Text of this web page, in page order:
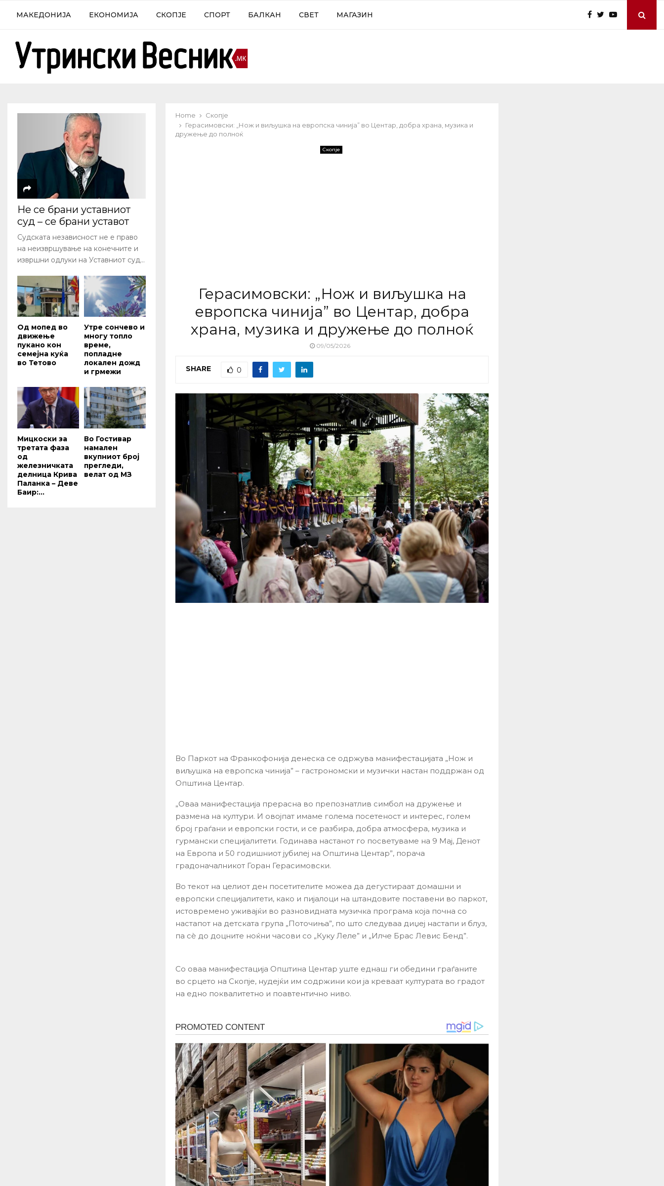
МАКЕДОНИЈА ЕКОНОМИЈА СКОПЈЕ СПОРТ БАЛКАН СВЕТ МАГАЗИН
Home
Скопје
Герасимовски: „Нож и виљушка на европска чинија” во Центар, добра храна, музика и
дружење до полноќ
Скопје
Герасимовски: „Нож и виљушка на
европска чинија” во Центар, добра
храна, музика и дружење до полноќ
09/05/2026
SHARE 0
Во Паркот на Франкофонијa денеска се одржува манифестацијата „Нож и
виљушка на европска чинија” – гастрономски и музички настан поддржан од
Општина Центар.
„Оваа манифестација прерасна во препознатлив симбол на дружење и
размена на култури. И овојпат имаме голема посетеност и интерес, голем
број граѓани и европски гости, и се разбира, добра атмосфера, музика и
гурмански специјалитети. Годинава настанот го посветуваме на 9 Мај, Денот
на Европа и 50 годишниот јубилеј на Општина Центар”, порача
градоначалникот Горан Герасимовски.
Во текот на целиот ден посетителите можea да дегустираат домашни и
европски специјалитети, како и пијалоци на штандовите поставени во паркот,
истовремено уживајќи во разновидната музичка програма која почна со
настапот на детската група „Поточиња”, по што следуваа диџеј настапи и блуз,
па сè до доцните ноќни часови со „Куку Леле” и „Илче Брас Левис Бенд”.
Со оваа манифестација Општина Центар уште еднаш ги обедини граѓаните
во срцето на Скопје, нудејќи им содржини кои ја креваат културата во градот
на едно поквалитетно и поавтентично ниво.
Не се брани уставниот
суд – се брани уставот
Судската независност не е право
на неизвршување на конечните и
извршни одлуки на Уставниот суд...
Од мопед во
движење
пукано кон
семејна куќа
во Тетово
Утре сончево и
многу топло
време,
попладне
локален дожд
и грмежи
Мицкоски за
третата фаза
од
железничката
делница Крива
Паланка – Деве
Баир:...
Во Гостивар
намален
вкупниот број
прегледи,
велат од МЗ